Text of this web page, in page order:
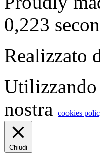
0,223
Realizzato
Utilizzando
nostra
cookies
Chiudi